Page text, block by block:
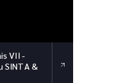
VII -
SINTA &